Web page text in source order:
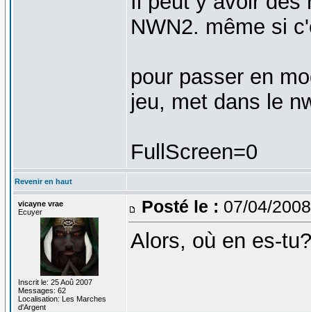
NWN2. même si
pour passer en
jeu, met dans le
FullScreen=0
Revenir en haut
vicayne vrae
Ecuyer
Inscrit le: 25 Aoû 2007
Messages: 62
Localisation: Les Marches
d'Argent
Posté le : 07/04/
Alors, où en es-